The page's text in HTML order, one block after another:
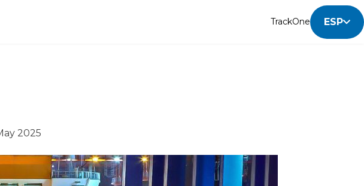
TrackOne ESP
2025